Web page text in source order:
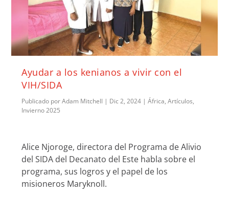
Ayudar a los kenianos a vivir con el
VIH/SIDA
Publicado porAdam Mitchell | Dic 2, 2024 |África,Artículos,
Invierno 2025
Alice Njoroge, directora del Programa de Alivio
del SIDA del Decanato del Este habla sobre el
programa, sus logros y el papel de los
misioneros Maryknoll.